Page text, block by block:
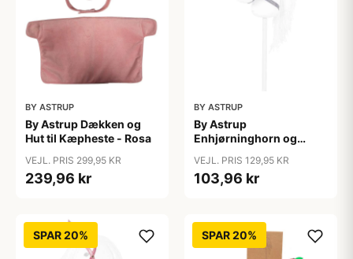
BY ASTRUP
By Astrup Dækken og
Hut til Kæpheste - Rosa
VEJL. PRIS 299,95 KR
239,96 kr
BY ASTRUP
By Astrup
Enhjørninghorn og
VEJL. PRIS 129,95 KR
103,96 kr
SPAR 20% SPAR 20%